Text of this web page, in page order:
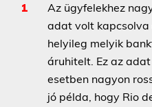
Az ügyfelekhez
adat volt kapcsolva
helyileg melyik
áruhitelt. Ez az
esetben nagyon
jó példa, hogy Rio